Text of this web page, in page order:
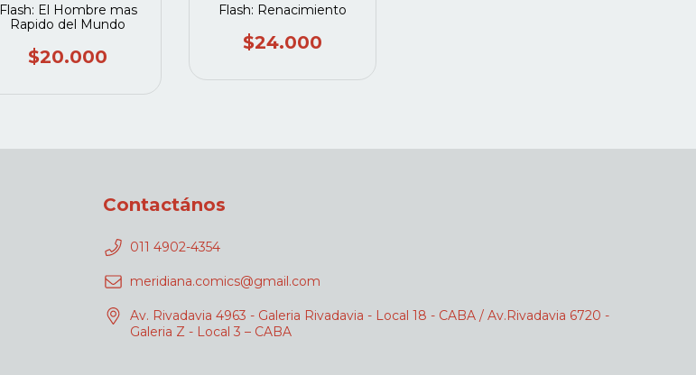
Flash: El Hombre mas
Rapido del Mundo
$20.000
Flash: Renacimiento
$24.000
Contactános
011 4902-4354
meridiana.comics@gmail.com
Av. Rivadavia 4963 - Galeria Rivadavia - Local 18 - CABA / Av.Rivadavia 6720 -
Galeria Z - Local 3 – CABA